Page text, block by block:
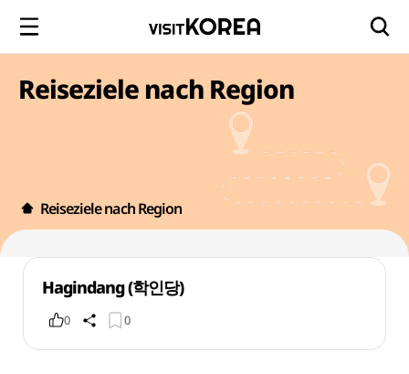
Reiseziele nach Region
Reiseziele nach Region
Hagindang (학인당)
0 0